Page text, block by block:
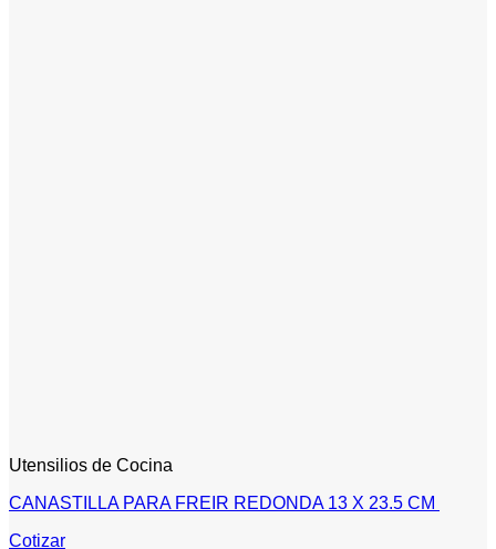
Utensilios de Cocina
CANASTILLA PARA FREIR REDONDA 13 X 23.5 CM
Cotizar